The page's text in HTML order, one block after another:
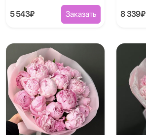
5 543₽ Заказать 8 339₽